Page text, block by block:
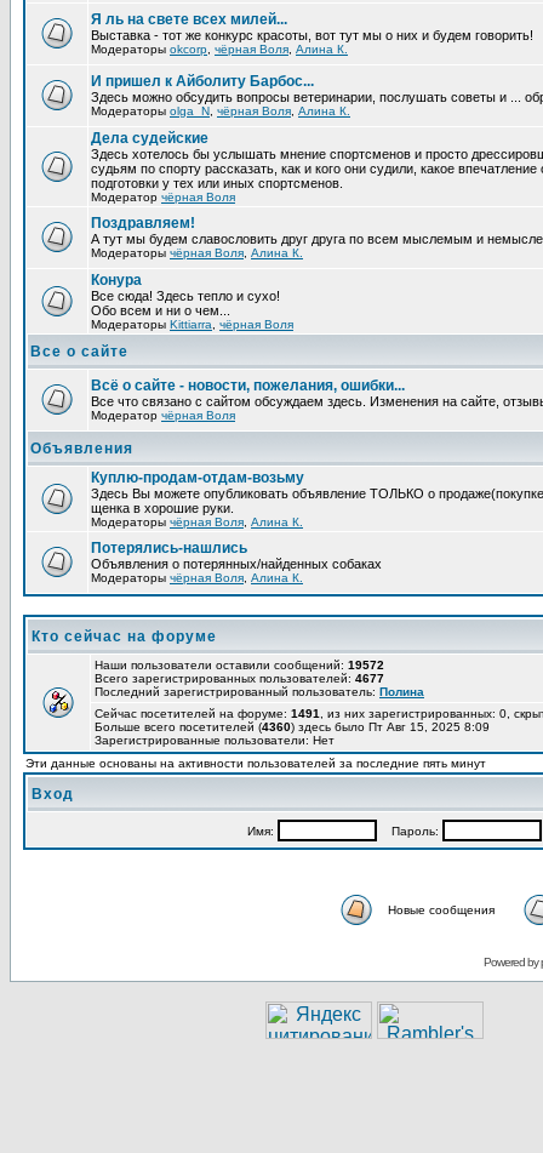
Я ль на свете всех милей...
Выставка - тот же конкурс красоты, вот тут мы о них и будем говорить!
Модераторы okcorp чёрная Воля Алина К.
И пришел к Айболиту Барбос...
Здесь можно обсудить вопросы ветеринарии, послушать советы и ...
Модераторы olga_N чёрная Воля Алина К.
Дела судейские
Здесь хотелось бы услышать мнение спортсменов и просто
судьям по спорту рассказать, как и кого они судили, какое
подготовки у тех или иных спортсменов.
Модератор чёрная Воля
Поздравляем!
А тут мы будем славословить друг друга по всем мыслемым и
Модераторы чёрная Воля Алина К.
Конура
Все сюда! Здесь тепло и сухо!
Обо всем и ни о чем...
Модераторы Kittiarra чёрная Воля
Все о сайте
Всё о сайте - новости, пожелания, ошибки...
Все что связано с сайтом обсуждаем здесь. Изменения на сайте,
Модератор чёрная Воля
Объявления
Куплю-продам-отдам-возьму
Здесь Вы можете опубликовать объявление ТОЛЬКО о
щенка в хорошие руки.
Модераторы чёрная Воля Алина К.
Потерялись-нашлись
Объявления о потерянных/найденных собаках
Модераторы чёрная Воля Алина К.
Кто сейчас на форуме
Наши пользователи оставили сообщений: 19572
Всего зарегистрированных пользователей: 4677
Последний зарегистрированный пользователь: Полина
Сейчас посетителей на форуме: 1491
, из них зарегистрированных: 0,
Больше всего посетителей (4360) здесь было Пт Авг 15, 2025 8:09
Зарегистрированные пользователи: Нет
Эти данные основаны на активности пользователей за последние пять минут
Вход
Имя: Пароль:
Новые сообщения
Powered by